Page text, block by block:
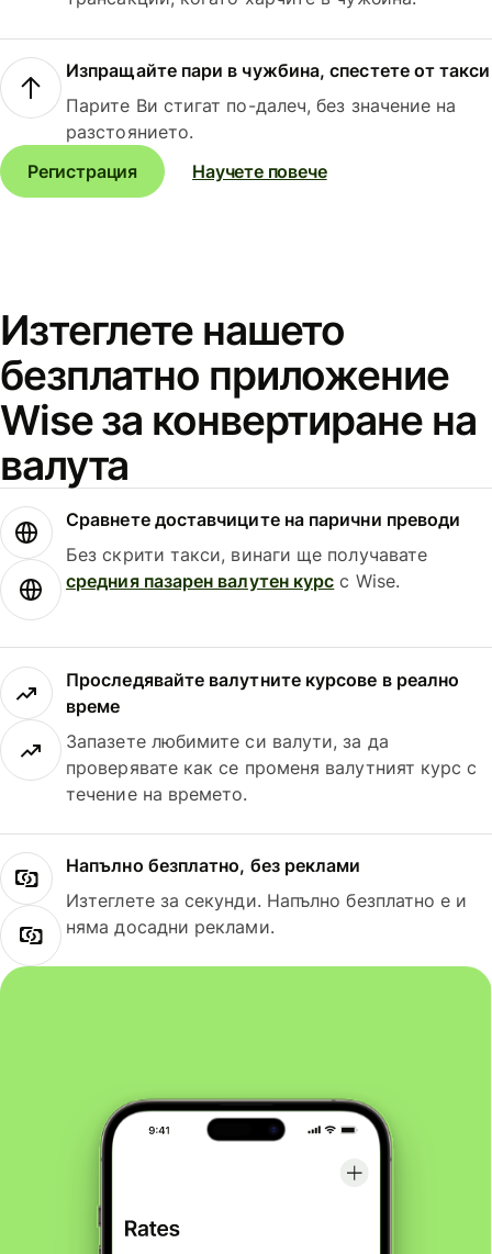
Изпращайте пари в чужбина, спестете от такси
Парите Ви стигат по-далеч, без значение на
разстоянието.
Регистрация
Научете повече
Изтеглете нашето
безплатно приложение
Wise за конвертиране на
валута
Сравнете доставчиците на парични преводи
Без скрити такси, винаги ще получавате
средния пазарен валутен курс с Wise.
Проследявайте валутните курсове в реално
време
Запазете любимите си валути, за да
проверявате как се променя валутният курс с
течение на времето.
Напълно безплатно, без реклами
Изтеглете за секунди. Напълно безплатно е и
няма досадни реклами.